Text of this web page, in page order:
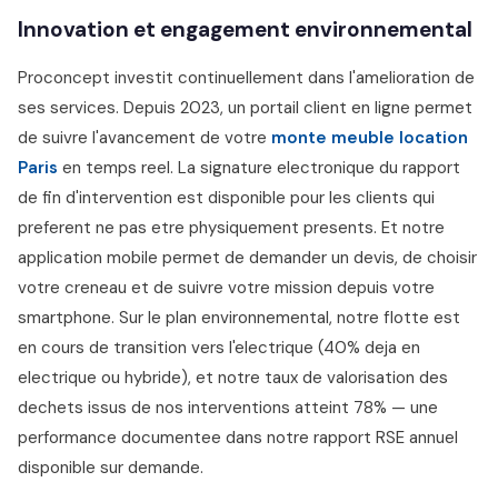
Innovation et engagement environnemental
Proconcept investit continuellement dans l'amelioration de
ses services. Depuis 2023, un portail client en ligne permet
de suivre l'avancement de votre monte meuble location
Paris en temps reel. La signature electronique du rapport
de fin d'intervention est disponible pour les clients qui
preferent ne pas etre physiquement presents. Et notre
application mobile permet de demander un devis, de choisir
votre creneau et de suivre votre mission depuis votre
smartphone. Sur le plan environnemental, notre flotte est
en cours de transition vers l'electrique (40% deja en
electrique ou hybride), et notre taux de valorisation des
dechets issus de nos interventions atteint 78% — une
performance documentee dans notre rapport RSE annuel
disponible sur demande.